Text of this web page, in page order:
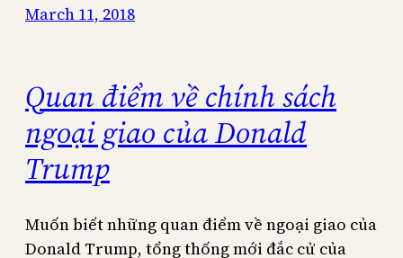
March 11, 2018
Quan điểm về chính sách
ngoại giao của Donald
Trump
Muốn biết những quan điểm về ngoại giao của
Donald Trump, tổng thống mới đắc cử của